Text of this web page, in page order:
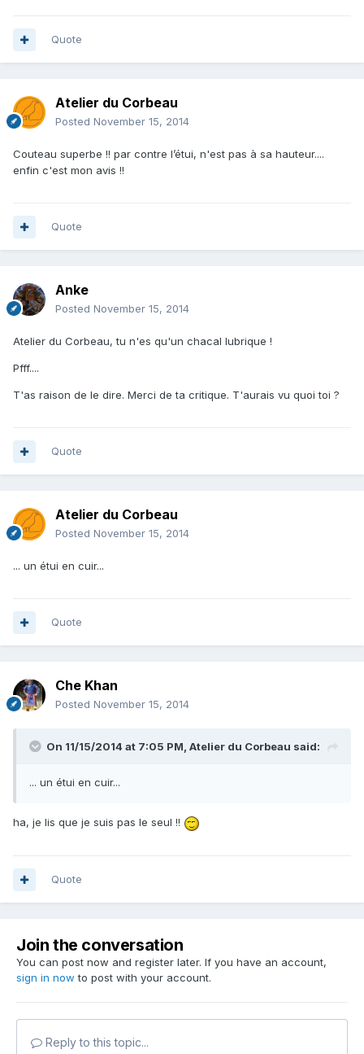
Quote
Atelier du Corbeau
Posted November 15, 2014
Couteau superbe !! par contre l’étui, n'est pas à sa hauteur....
enfin c'est mon avis !!
Quote
Anke
Posted November 15, 2014
Atelier du Corbeau, tu n'es qu'un chacal lubrique !
Pfff....
T'as raison de le dire. Merci de ta critique. T'aurais vu quoi toi ?
Quote
Atelier du Corbeau
Posted November 15, 2014
... un étui en cuir...
Quote
Che Khan
Posted November 15, 2014
On 11/15/2014 at 7:05 PM, Atelier du Corbeau said:
... un étui en cuir...
ha, je lis que je suis pas le seul !!
Quote
Join the conversation
You can post now and register later. If you have an account,
sign in now to post with your account.
Reply to this topic...